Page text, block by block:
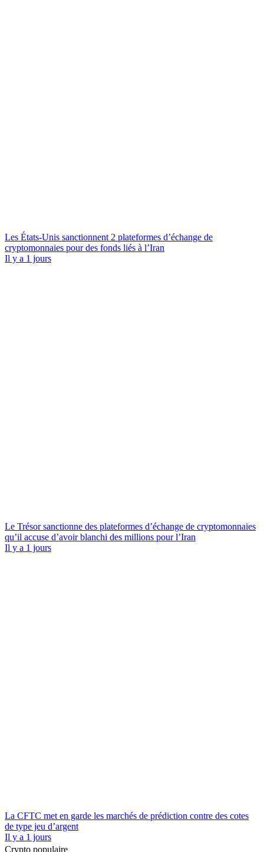
Les États-Unis sanctionnent 2 plateformes d’échange de
cryptomonnaies pour des fonds liés à l’Iran
Il y a 1 jours
Le Trésor sanctionne des plateformes d’échange de cryptomonnaies
qu’il accuse d’avoir blanchi des millions pour l’Iran
Il y a 1 jours
La CFTC met en garde les marchés de prédiction contre des cotes
de type jeu d’argent
Il y a 1 jours
Crypto populaire